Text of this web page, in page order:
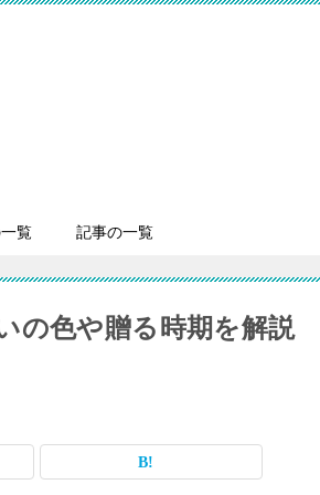
覧 記事の一覧
の色や贈る時期を解説